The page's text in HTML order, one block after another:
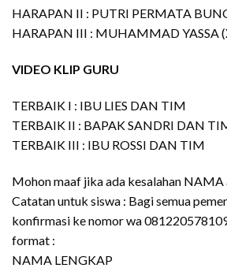
HARAPAN II : PUTRI PERMATA
HARAPAN III : MUHAMMAD YASSA
VIDEO KLIP GURU
TERBAIK I : IBU LIES DAN TIM
TERBAIK II : BAPAK SANDRI DAN
TERBAIK III : IBU ROSSI DAN TIM
Mohon maaf jika ada kesalahan NAMA
Catatan untuk siswa : Bagi semua
konfirmasi ke nomor wa
format :
NAMA LENGKAP